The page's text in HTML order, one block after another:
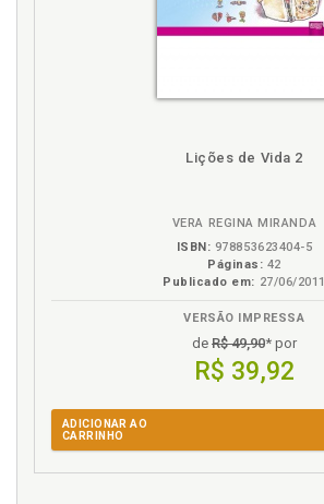
Lições de Vida 2
VERA REGINA MIRANDA
ISBN: 978853623404-5
Páginas: 42
Publicado em: 27/06/2011
VERSÃO IMPRESSA
de R$ 49,90* por
R$ 39,92
ADICIONAR AO
CARRINHO